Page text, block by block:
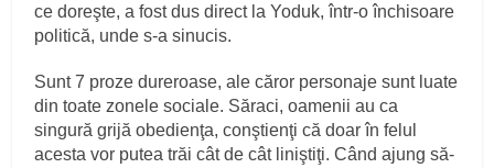
ce doreşte, a fost dus direct la Yoduk, într-o închisoare
politică, unde s-a sinucis.
Sunt 7 proze dureroase, ale căror personaje sunt luate
din toate zonele sociale. Săraci, oamenii au ca
singură grijă obedienţa, conştienţi că doar în felul
acesta vor putea trăi cât de cât liniştiţi. Când ajung să-